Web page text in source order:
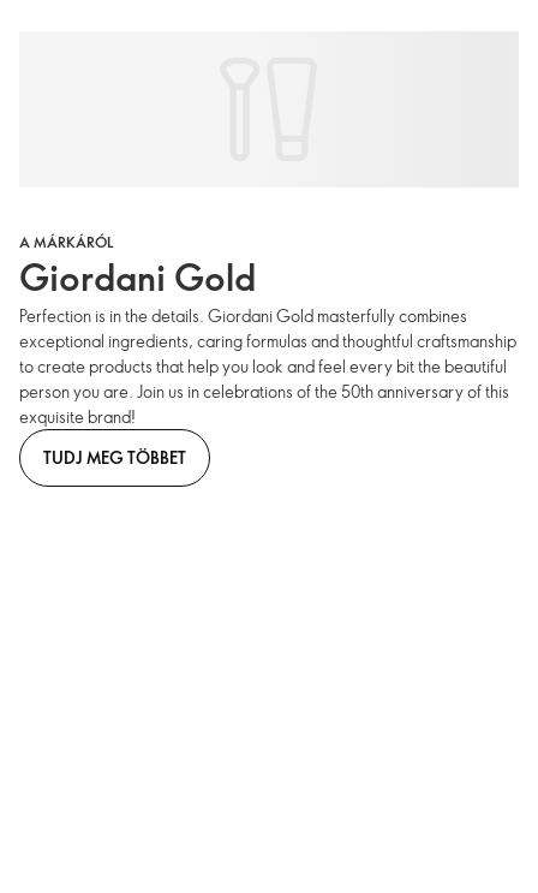
A MÁRKÁRÓL
Giordani Gold
Perfection is in the details. Giordani Gold masterfully combines
exceptional ingredients, caring formulas and thoughtful craftsmanship
to create products that help you look and feel every bit the beautiful
person you are. Join us in celebrations of the 50th anniversary of this
exquisite brand!
TUDJ MEG TÖBBET